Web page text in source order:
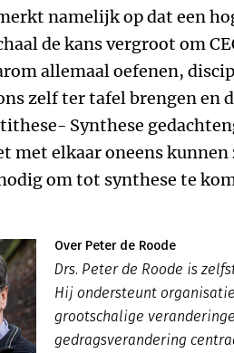
namelijk op dat een
de kans vergroot om
allemaal oefenen,
zelf ter tafel brengen en
Synthese
met elkaar oneens kunnen
om tot synthese te
Over Peter de Roode
Drs. Peter de Roode is
Hij ondersteunt
grootschalige
gedragsverandering